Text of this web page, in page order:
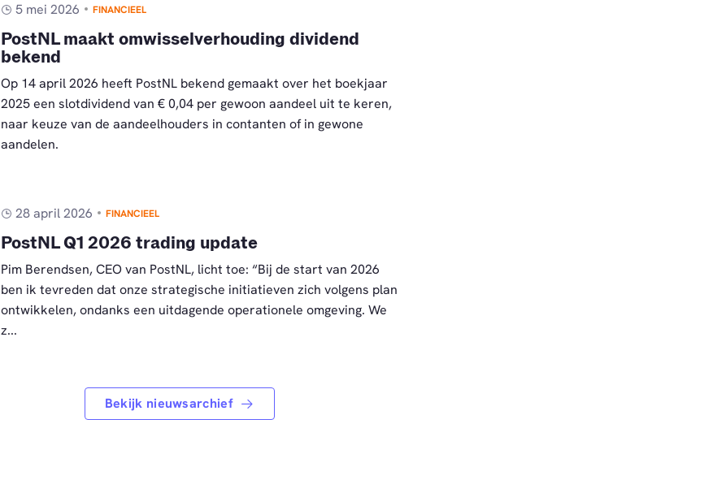
5 mei 2026 FINANCIEEL
PostNL maakt omwisselverhouding dividend
bekend
Op 14 april 2026 heeft PostNL bekend gemaakt over het boekjaar
2025 een slotdividend van € 0,04 per gewoon aandeel uit te keren,
naar keuze van de aandeelhouders in contanten of in gewone
aandelen.
28 april 2026 FINANCIEEL
PostNL Q1 2026 trading update
Pim Berendsen, CEO van PostNL, licht toe: “Bij de start van 2026
ben ik tevreden dat onze strategische initiatieven zich volgens plan
ontwikkelen, ondanks een uitdagende operationele omgeving. We
z...
Bekijk nieuwsarchief